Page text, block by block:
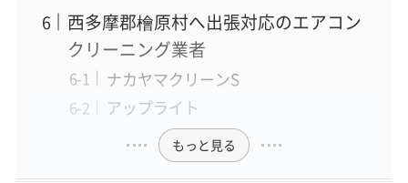
西多摩郡檜原村へ出張対応のエアコン
クリーニング業者
ナカヤマクリーンS
アップライト
もっと見る